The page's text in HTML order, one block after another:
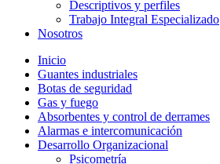
Descriptivos y perfiles
Trabajo Integral Especializado
Nosotros
Inicio
Guantes industriales
Botas de seguridad
Gas y fuego
Absorbentes y control de derrames
Alarmas e intercomunicación
Desarrollo Organizacional
Psicometría